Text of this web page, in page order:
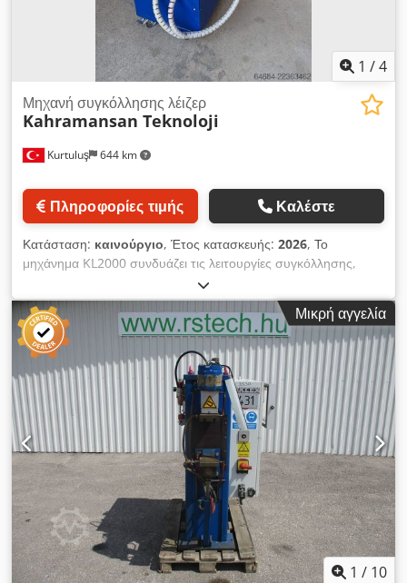
1 /4
Kurtuluş 644 km
Μηχανή συγκόλλησης λέιζερ
Kahramansan Teknoloji
Πληροφορίες τιμής Καλέστε
Κατάσταση: καινούργιο, Έτος κατασκευής: 2026, Το
μηχάνημα KL2000 συνδυάζει τις λειτουργίες συγκόλλησης,
καθαρισμού και κοπής σε μια ενιαία, συμπαγή μονάδα.
Προσφέρει εξοικονόμηση ενέργειας, απαιτεί ελάχιστη
συντήρηση και εξασφαλίζει υψηλή ακρίβεια και γρήγορη
ταχύτητα λειτουργίας σε διάφορους τύπους μετάλλων. Τεχνικά
Χαρακτηριστικά: Πηγή λέιζερ: 2kW Τύπος λέιζερ: Λέιζερ ινών
(Raycus) Μήκος κύματος λέιζερ: 1080 nm Ρύθμιση ισχύος: 10
- 100% Σταθερότητα της ισχύος εξόδου: < 3% Κεντρική
απόσταση εστίασης: 150 mm Ρυθμιζόμενη αξονική
εκκεντρότητα (ραφή συγκόλλησης): 0,1 - 5 mm Σύστημα
ψύξης λέιζερ: Ενσωματωμένο σύστημα ψύξης με νερό Crsdpfx
Aszmtmhjiref Τροφοδοσία ρεύματος: 220V 50Hz Ισχύς
μηχανήματος: ≤ 9,5kW Θερμοκρασία περιβάλλοντος
λειτουργίας: 10 - 40°C Υγρασία περιβάλλοντος λειτουργίας: <
70% (Χωρίς συμπύκνωση) Μήκος καλωδίου κεφαλής λέιζερ: 8
m Διαστάσεις μηχανήματος (Μ x Π x Υ): 1.000 x 550 x 650 mm
Βάρος: 210 kg Πιστοποίηση CE: Περιλαμβάνεται
Μικρή αγγελία
1 / 10